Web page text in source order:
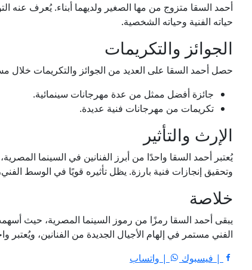
أحمد السقا متزوج من مها الصغير ولديهما أبناء. يُعرف عنه
حياته الفنية وحياته الشخصية.
الجوائز والتكريمات
حصل أحمد السقا على العديد من الجوائز والتكريمات خلال
جائزة أفضل ممثل من عدة مهرجانات سينمائية.
تكريمات من مهرجانات فنية عديدة.
الإرث والتأثير
يُعتبر أحمد السقا واحدًا من أبرز الفنانين في السينما
وتحقيق إنجازات فنية بارزة. يظل تأثيره قويًا في الوسط
خلاصة
يبقى أحمد السقا رمزًا من رموز السينما المصرية، حيث
الفني مستمر في إلهام الأجيال الجديدة من الفنانين،
| فيسبوك
| واتساب